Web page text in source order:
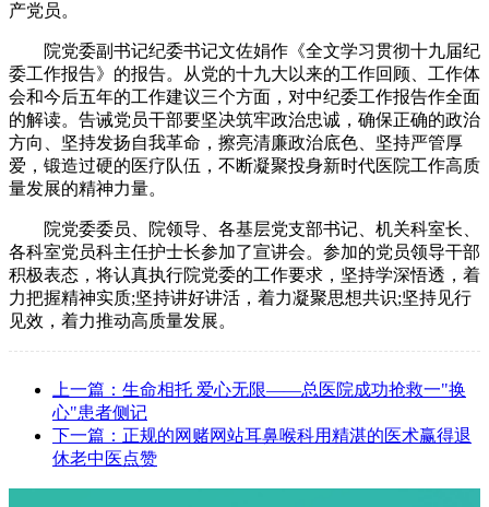
产党员。
院党委副书记纪委书记文佐娟作《全文学习贯彻十九届纪
委工作报告》的报告。从党的十九大以来的工作回顾、工作体
会和今后五年的工作建议三个方面，对中纪委工作报告作全面
的解读。告诫党员干部要坚决筑牢政治忠诚，确保正确的政治
方向、坚持发扬自我革命，擦亮清廉政治底色、坚持严管厚
爱，锻造过硬的医疗队伍，不断凝聚投身新时代医院工作高质
量发展的精神力量。
院党委委员、院领导、各基层党支部书记、机关科室长、
各科室党员科主任护士长参加了宣讲会。参加的党员领导干部
积极表态，将认真执行院党委的工作要求，坚持学深悟透，着
力把握精神实质;坚持讲好讲活，着力凝聚思想共识;坚持见行
见效，着力推动高质量发展。
上一篇：生命相托 爱心无限——总医院成功抢救一"换
心"患者侧记
下一篇：正规的网赌网站耳鼻喉科用精湛的医术赢得退
休老中医点赞